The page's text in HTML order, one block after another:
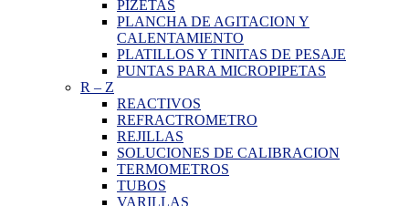
PIZETAS
PLANCHA DE AGITACION Y
CALENTAMIENTO
PLATILLOS Y TINITAS DE PESAJE
PUNTAS PARA MICROPIPETAS
R – Z
REACTIVOS
REFRACTROMETRO
REJILLAS
SOLUCIONES DE CALIBRACION
TERMOMETROS
TUBOS
VARILLAS